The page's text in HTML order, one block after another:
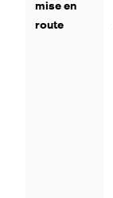
mise en
route